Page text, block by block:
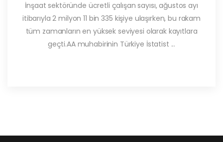
İnşaat sektöründe ücretli çalışan sayısı, ağustos ayı
itibarıyla 2 milyon 11 bin 335 kişiye ulaşırken, bu rakam
tüm zamanların en yüksek seviyesi olarak kayıtlara
geçti.AA muhabirinin Türkiye İstatist ...